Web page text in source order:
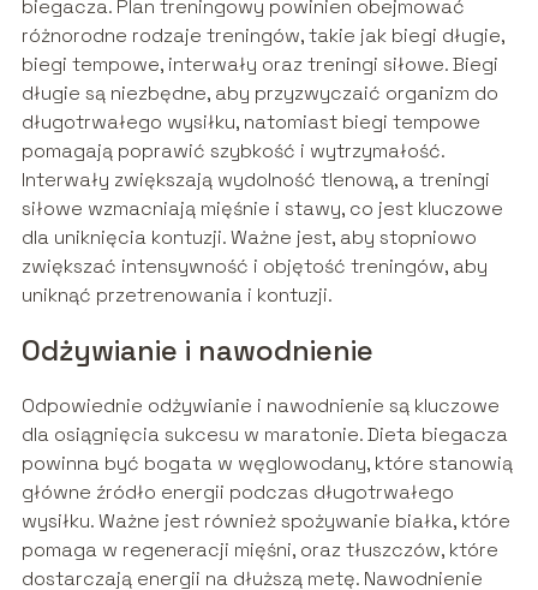
biegacza. Plan treningowy powinien obejmować
różnorodne rodzaje treningów, takie jak biegi długie,
biegi tempowe, interwały oraz treningi siłowe. Biegi
długie są niezbędne, aby przyzwyczaić organizm do
długotrwałego wysiłku, natomiast biegi tempowe
pomagają poprawić szybkość i wytrzymałość.
Interwały zwiększają wydolność tlenową, a treningi
siłowe wzmacniają mięśnie i stawy, co jest kluczowe
dla uniknięcia kontuzji. Ważne jest, aby stopniowo
zwiększać intensywność i objętość treningów, aby
uniknąć przetrenowania i kontuzji.
Odżywianie i nawodnienie
Odpowiednie odżywianie i nawodnienie są kluczowe
dla osiągnięcia sukcesu w maratonie. Dieta biegacza
powinna być bogata w węglowodany, które stanowią
główne źródło energii podczas długotrwałego
wysiłku. Ważne jest również spożywanie białka, które
pomaga w regeneracji mięśni, oraz tłuszczów, które
dostarczają energii na dłuższą metę. Nawodnienie